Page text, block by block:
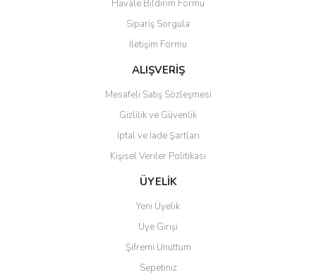
Ürün fiyatı diğer sitelerden daha pahalı.
Bu ürüne benzer farklı alternatifler olmalı.
Gönder
Havale Bildirim Formu
Sipariş Sorgula
İletişim Formu
ALIŞVERİŞ
Mesafeli Satış Sözleşmesi
Gizlilik ve Güvenlik
İptal ve İade Şartları
Kişisel Veriler Politikası
ÜYELİK
Yeni Üyelik
Üye Girişi
Şifremi Unuttum
Sepetiniz